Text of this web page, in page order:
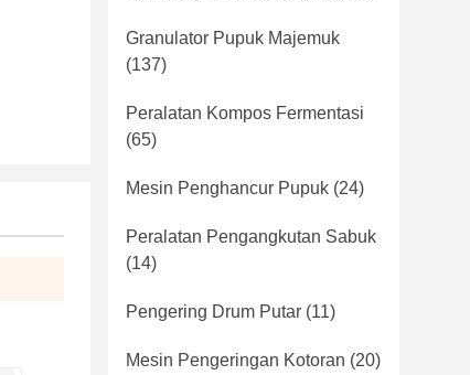
Granulator Pupuk Majemuk
(137)
Peralatan Kompos Fermentasi
(65)
Mesin Penghancur Pupuk (24)
Peralatan Pengangkutan Sabuk
(14)
Pengering Drum Putar (11)
Mesin Pengeringan Kotoran (20)